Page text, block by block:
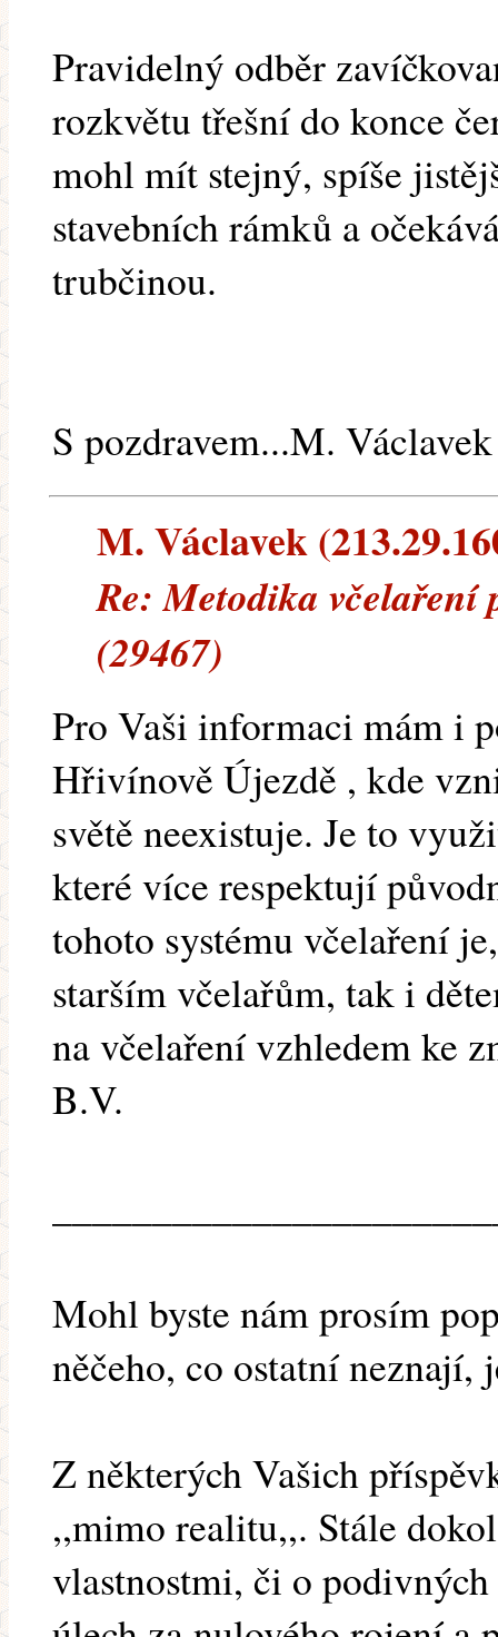
Pravidelný odběr
rozkvětu třešní do konce
mohl mít stejný, spíše
stavebních rámků a
trubčinou.
S pozdravem...M. Václavek
M. Václavek
Re: Metodika včelaření
(29467)
Pro Vaši informaci mám i
Hřivínově Újezdě , kde
světě neexistuje. Je to
které více respektují
tohoto systému včelaření
starším včelařům, tak i
na včelaření vzhledem ke
B.V.
Mohl byste nám prosím
něčeho, co ostatní neznají,
Z některých Vašich
,,mimo realitu,,. Stále
vlastnostmi, či o